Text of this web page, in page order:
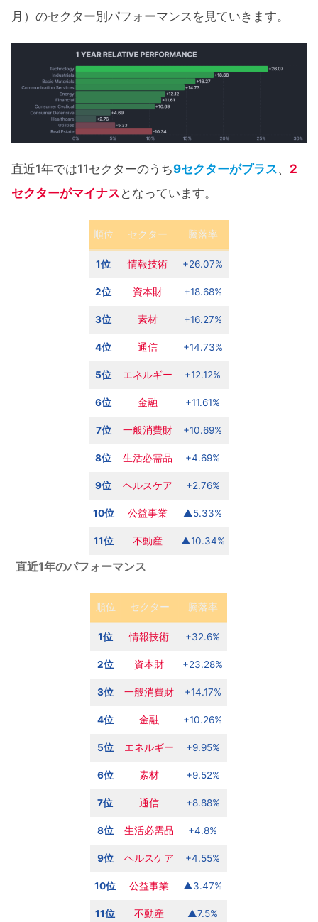
月）のセクター別パフォーマンスを見ていきます。
直近1年では11セクターのうち9セクターがプラス、 2
セクターがマイナス となっています。
順位 セクター 騰落率
1位 情報技術 +26.07%
2位 資本財 +18.68%
3位 素材 +16.27%
4位 通信 +14.73%
5位 エネルギー +12.12%
6位 金融 +11.61%
7位 一般消費財 +10.69%
8位 生活必需品 +4.69%
9位 ヘルスケア +2.76%
10位 公益事業 ▲5.33%
11位 不動産 ▲10.34%
直近1年のパフォーマンス
順位 セクター 騰落率
1位 情報技術 +32.6%
2位 資本財 +23.28%
3位 一般消費財 +14.17%
4位 金融 +10.26%
5位 エネルギー +9.95%
6位 素材 +9.52%
7位 通信 +8.88%
8位 生活必需品 +4.8%
9位 ヘルスケア +4.55%
10位 公益事業 ▲3.47%
11位 不動産 ▲7.5%